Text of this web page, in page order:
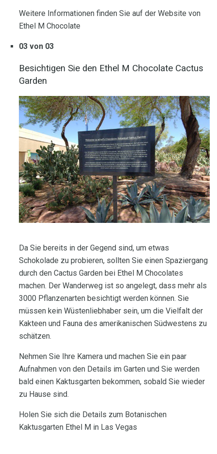
Weitere Informationen finden Sie auf der Website von
Ethel M Chocolate
03 von 03
Besichtigen Sie den Ethel M Chocolate Cactus
Garden
Da Sie bereits in der Gegend sind, um etwas
Schokolade zu probieren, sollten Sie einen Spaziergang
durch den Cactus Garden bei Ethel M Chocolates
machen. Der Wanderweg ist so angelegt, dass mehr als
3000 Pflanzenarten besichtigt werden können. Sie
müssen kein Wüstenliebhaber sein, um die Vielfalt der
Kakteen und Fauna des amerikanischen Südwestens zu
schätzen.
Nehmen Sie Ihre Kamera und machen Sie ein paar
Aufnahmen von den Details im Garten und Sie werden
bald einen Kaktusgarten bekommen, sobald Sie wieder
zu Hause sind.
Holen Sie sich die Details zum Botanischen
Kaktusgarten Ethel M in Las Vegas